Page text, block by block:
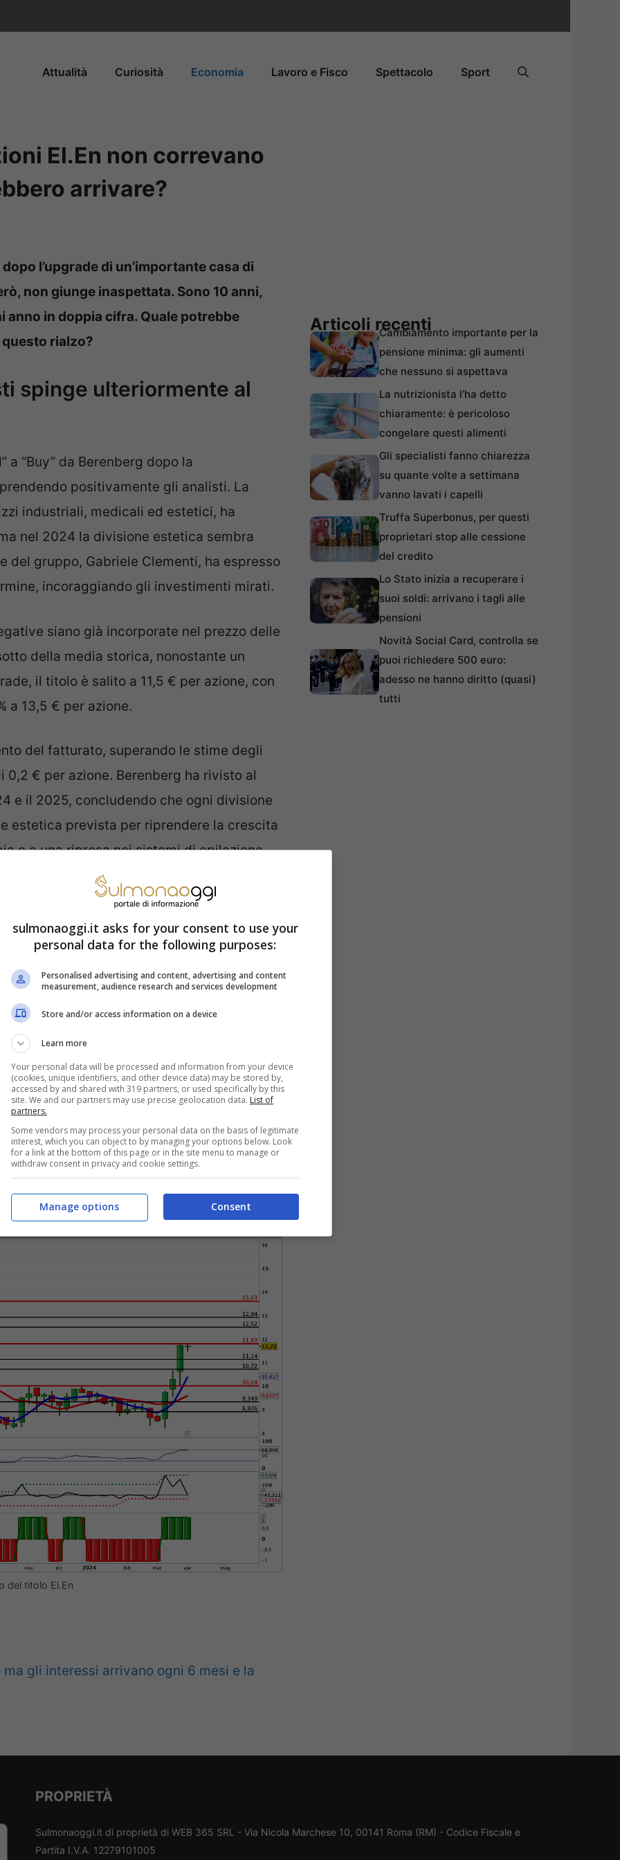
Attualità Curiosità Economia Lavoro e Fisco Spettacolo Sport
El.En non correvano
arrivare?
l’upgrade di un’importante casa di
non giunge inaspettata. Sono 10 anni,
in doppia cifra. Quale potrebbe
questo rialzo?
spinge ulteriormente al
a “Buy” da Berenberg dopo la
positivamente gli analisti. La
industriali, medicali ed estetici, ha
nel 2024 la divisione estetica sembra
del gruppo, Gabriele Clementi, ha espresso
incoraggiando gli investimenti mirati.
siano già incorporate nel prezzo delle
della media storica, nonostante un
il titolo è salito a 11,5 € per azione, con
a 13,5 € per azione.
del fatturato, superando le stime degli
€ per azione. Berenberg ha rivisto al
e il 2025, concludendo che ogni divisione
estetica prevista per riprendere la crescita
e a una ripresa nei sistemi di epilazione.
degli analisti degli ultimi tre
con un prezzo obiettivo medio che esprime
El.En non correvano così
secondo l’analisi
non registravano un rialzo così
la spinta rialzista si è fermata proprio
di questo livello potrebbe favorire
contrario si potrebbe assistere a una
del titolo El.En
gli interessi arrivano ogni 6 mesi e la
Articoli recentiCambiamento importante per la
pensione minima: gli aumenti
che nessuno si aspettava
La nutrizionista l’ha detto
chiaramente: è pericoloso
congelare questi alimenti
Gli specialisti fanno chiarezza
su quante volte a settimana
vanno lavati i capelli
Truffa Superbonus, per questi
proprietari stop alle cessione
del credito
Lo Stato inizia a recuperare i
suoi soldi: arrivano i tagli alle
pensioni
Novità Social Card, controlla se
puoi richiedere 500 euro:
adesso ne hanno diritto (quasi)
tutti
PROPRIETÀ
Sulmonaoggi.it di proprietà di WEB 365 SRL - Via Nicola Marchese 10, 00141 Roma (RM) - Codice Fiscale e
Partita I.V.A. 12279101005
sulmonaoggi.it asks for your consent to use your
personal data for the following purposes:
Personalised advertising and content, advertising and content
measurement, audience research and services development
Store and/or access information on a device
Learn more
Your personal data will be processed and information from your device
(cookies, unique identifiers, and other device data) may be stored by,
accessed by and shared with 319 partners, or used specifically by this
site. We and our partners may use precise geolocation data. List of
partners.
Some vendors may process your personal data on the basis of legitimate
interest, which you can object to by managing your options below. Look
for a link at the bottom of this page or in the site menu to manage or
withdraw consent in privacy and cookie settings.
Consent
Manage options